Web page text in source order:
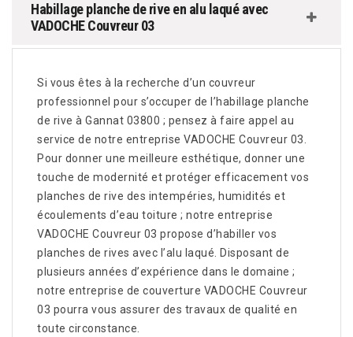
Habillage planche de rive en alu laqué avec
VADOCHE Couvreur 03
Si vous êtes à la recherche d’un couvreur
professionnel pour s’occuper de l’habillage planche
de rive à Gannat 03800 ; pensez à faire appel au
service de notre entreprise VADOCHE Couvreur 03.
Pour donner une meilleure esthétique, donner une
touche de modernité et protéger efficacement vos
planches de rive des intempéries, humidités et
écoulements d’eau toiture ; notre entreprise
VADOCHE Couvreur 03 propose d’habiller vos
planches de rives avec l’alu laqué. Disposant de
plusieurs années d’expérience dans le domaine ;
notre entreprise de couverture VADOCHE Couvreur
03 pourra vous assurer des travaux de qualité en
toute circonstance.